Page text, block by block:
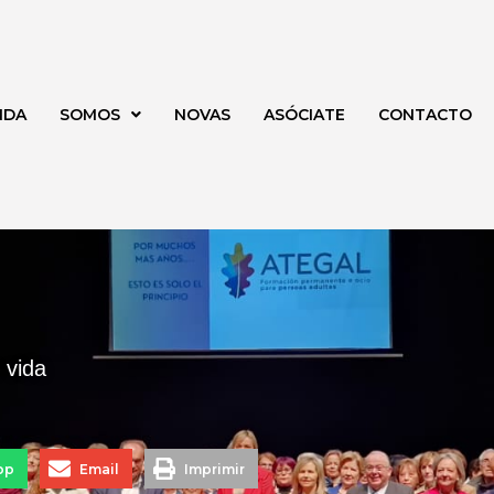
SOMOS NOVAS ASÓCIATE CONTACTO
vida
Email Imprimir